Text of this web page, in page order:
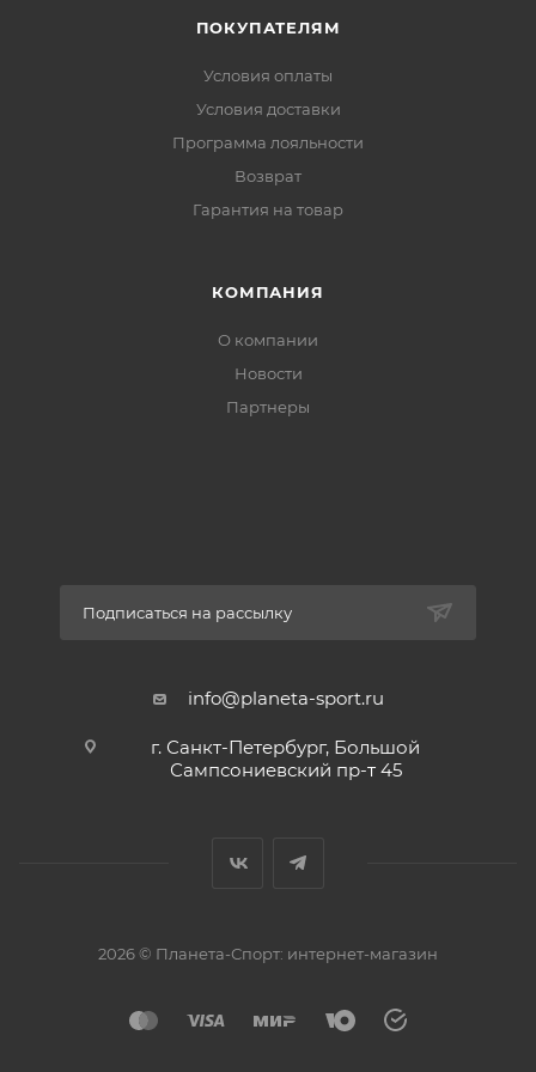
раздражение кожи
Регулировка по низу:адаптация посадки куртки
под слой одежды и усиление ветрозащиты
ПОКУПАТЕЛЯМ
Условия оплаты
Условия доставки
Программа лояльности
Возврат
Гарантия на товар
КОМПАНИЯ
О компании
Новости
Партнеры
Подписаться на рассылку
info@planeta-sport.ru
г. Санкт-Петербург, Большой
Сампсониевский пр-т 45
2026 © Планета-Спорт: интернет-магазин